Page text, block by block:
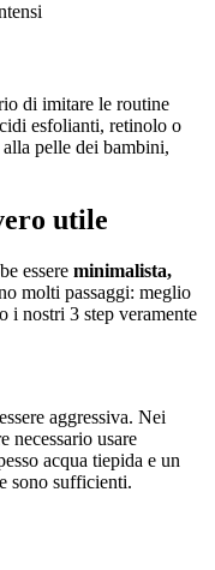
di imitare le routine
esfolianti, retinolo o
pelle dei bambini,
utile
essere minimalista,
molti passaggi: meglio
i nostri 3 step veramente
aggressiva. Nei
necessario usare
acqua tiepida e un
sono sufficienti.